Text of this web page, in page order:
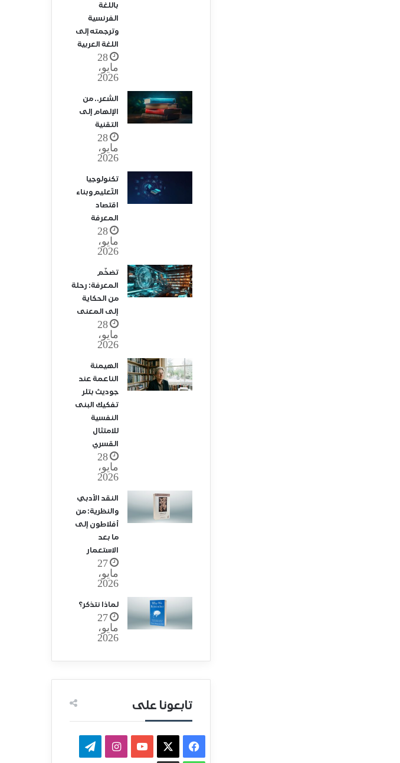
باللغة
الفرنسية
وترجمته إلى
اللغة العربية
28
مايو،
2026
الشعر.. من
الإلهام إلى
التقنية
28
مايو،
2026
تكنولوجيا
التّعليم وبناء
اقتصاد
المعرفة
28
مايو،
2026
تضخّم
المعرفة: رحلة
من الحكاية
إلى المعنى
28
مايو،
2026
الهيمنة
الناعمة عند
جوديث بتلر
تفكيك البنى
النفسية
للامتثال
القسري
28
مايو،
2026
النقد الأدبي
والنظرية: من
أفلاطون إلى
ما بعد
الاستعمار
27
مايو،
2026
لماذا نتذكر؟
27
مايو،
2026
تابعونا على